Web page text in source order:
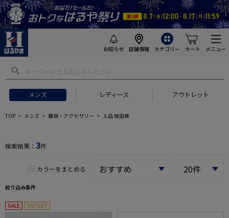
お知らせ 店舗情報 カテゴリー カート メニュー
メンズ レディース アウトレット
フトにおすすめ #セットアップ スーツ
TOP メンズ 雑貨・アクセサリー 上品 桂由美
検索結果： 3件
カラーをまとめる
絞り込み条件
SALE OUTLET